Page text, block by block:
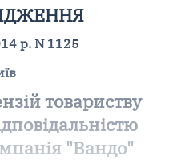
р. N 1125
товариству
"Вандо"